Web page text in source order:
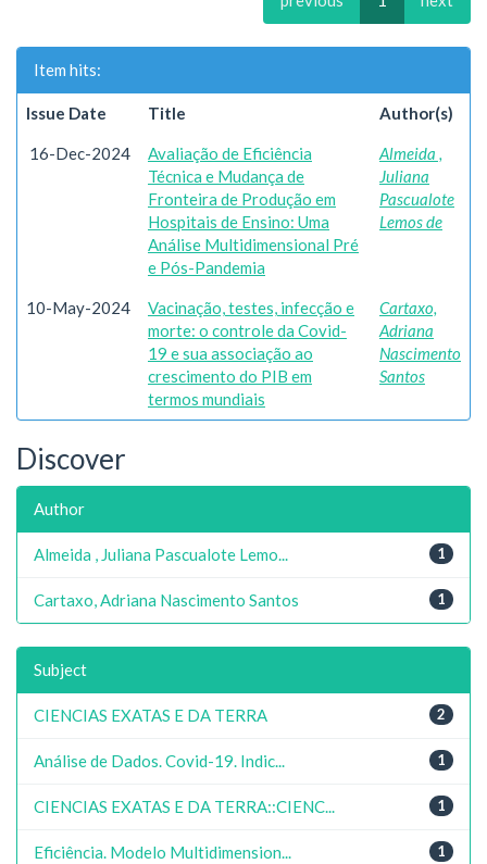
Item hits:
Issue Date Title Author(s)
16-Dec-2024
Avaliação de Eficiência
Técnica e Mudança de
Fronteira de Produção em
Hospitais de Ensino: Uma
Análise Multidimensional Pré
e Pós-Pandemia
Almeida ,
Juliana
Pascualote
Lemos de
10-May-2024
Vacinação, testes, infecção e
morte: o controle da Covid-
19 e sua associação ao
crescimento do PIB em
termos mundiais
Cartaxo,
Adriana
Nascimento
Santos
Discover
Author
1
Almeida , Juliana Pascualote Lemo...
1
Cartaxo, Adriana Nascimento Santos
Subject
2
CIENCIAS EXATAS E DA TERRA
1
Análise de Dados. Covid-19. Indic...
1
CIENCIAS EXATAS E DA TERRA::CIENC...
1
Eficiência. Modelo Multidimension...